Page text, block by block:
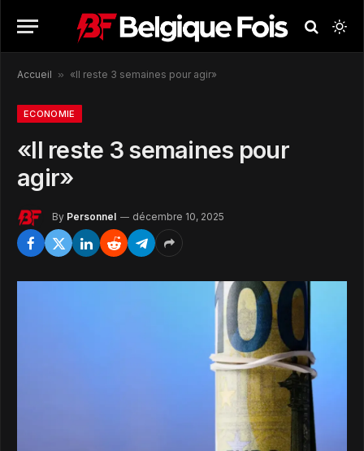
Accueil » «Il reste 3 semaines pour agir»
ECONOMIE
«Il reste 3 semaines pour
agir»
By Personnel décembre 10, 2025